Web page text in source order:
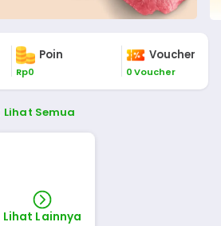
Poin
Rp0
Voucher
0 Voucher
Lihat Semua
Lihat Lainnya